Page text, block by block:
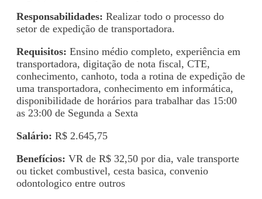
Responsabilidades: Realizar todo o processo do
setor de expedição de transportadora.
Requisitos: Ensino médio completo, experiência em
transportadora, digitação de nota fiscal, CTE,
conhecimento, canhoto, toda a rotina de expedição de
uma transportadora, conhecimento em informática,
disponibilidade de horários para trabalhar das 15:00
as 23:00 de Segunda a Sexta
Salário: R$ 2.645,75
Benefícios: VR de R$ 32,50 por dia, vale transporte
ou ticket combustivel, cesta basica, convenio
odontologico entre outros